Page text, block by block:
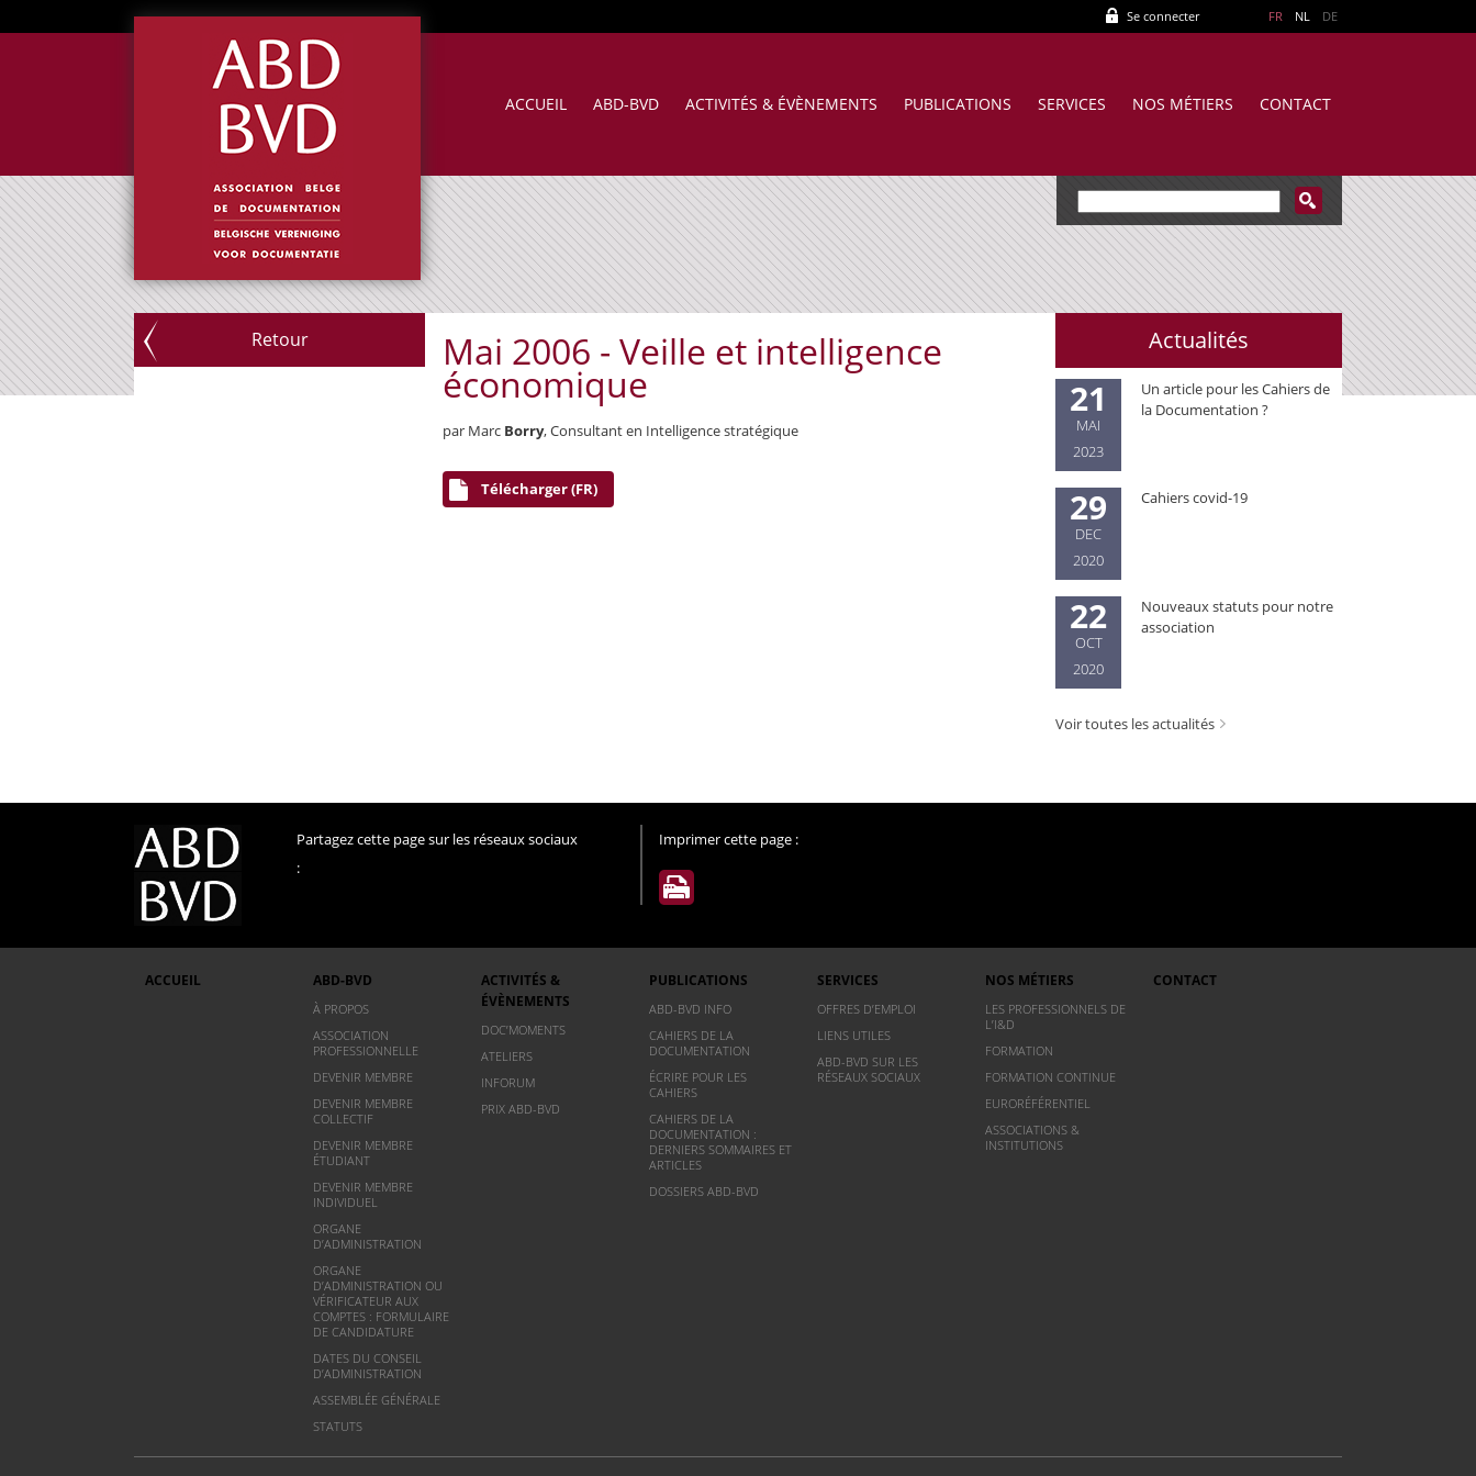
Se connecter FR NL DE
ACCUEIL ABD-BVD ACTIVITÉS & ÉVÈNEMENTS PUBLICATIONS SERVICES NOS MÉTIERS CONTACT
Retour Mai 2006 - Veille et intelligence
économique
par Marc Borry, Consultant en Intelligence stratégique
Télécharger (FR)
Actualités
21
MAI
2023
Un article pour les Cahiers de
la Documentation ?
29
DEC
2020
Cahiers covid-19
22
OCT
2020
Nouveaux statuts pour notre
association
Voir toutes les actualités
Partagez cette page sur les réseaux sociaux
:
Imprimer cette page :
ACCUEIL ABD-BVD
À PROPOS
ASSOCIATION
PROFESSIONNELLE
DEVENIR MEMBRE
DEVENIR MEMBRE
COLLECTIF
DEVENIR MEMBRE
ÉTUDIANT
DEVENIR MEMBRE
INDIVIDUEL
ORGANE
D’ADMINISTRATION
ORGANE
D’ADMINISTRATION OU
VÉRIFICATEUR AUX
COMPTES : FORMULAIRE
DE CANDIDATURE
DATES DU CONSEIL
D’ADMINISTRATION
ASSEMBLÉE GÉNÉRALE
STATUTS
ACTIVITÉS &
ÉVÈNEMENTS
DOC’MOMENTS
ATELIERS
INFORUM
PRIX ABD-BVD
PUBLICATIONS
ABD-BVD INFO
CAHIERS DE LA
DOCUMENTATION
ÉCRIRE POUR LES
CAHIERS
CAHIERS DE LA
DOCUMENTATION :
DERNIERS SOMMAIRES ET
ARTICLES
DOSSIERS ABD-BVD
SERVICES
OFFRES D’EMPLOI
LIENS UTILES
ABD-BVD SUR LES
RÉSEAUX SOCIAUX
NOS MÉTIERS
LES PROFESSIONNELS DE
L’I&D
FORMATION
FORMATION CONTINUE
EURORÉFÉRENTIEL
ASSOCIATIONS &
INSTITUTIONS
CONTACT